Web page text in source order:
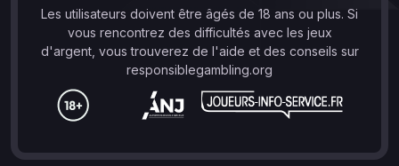
Les utilisateurs doivent être âgés de 18 ans ou plus. Si
vous rencontrez des difficultés avec les jeux
d'argent, vous trouverez de l'aide et des conseils sur
responsiblegambling.org